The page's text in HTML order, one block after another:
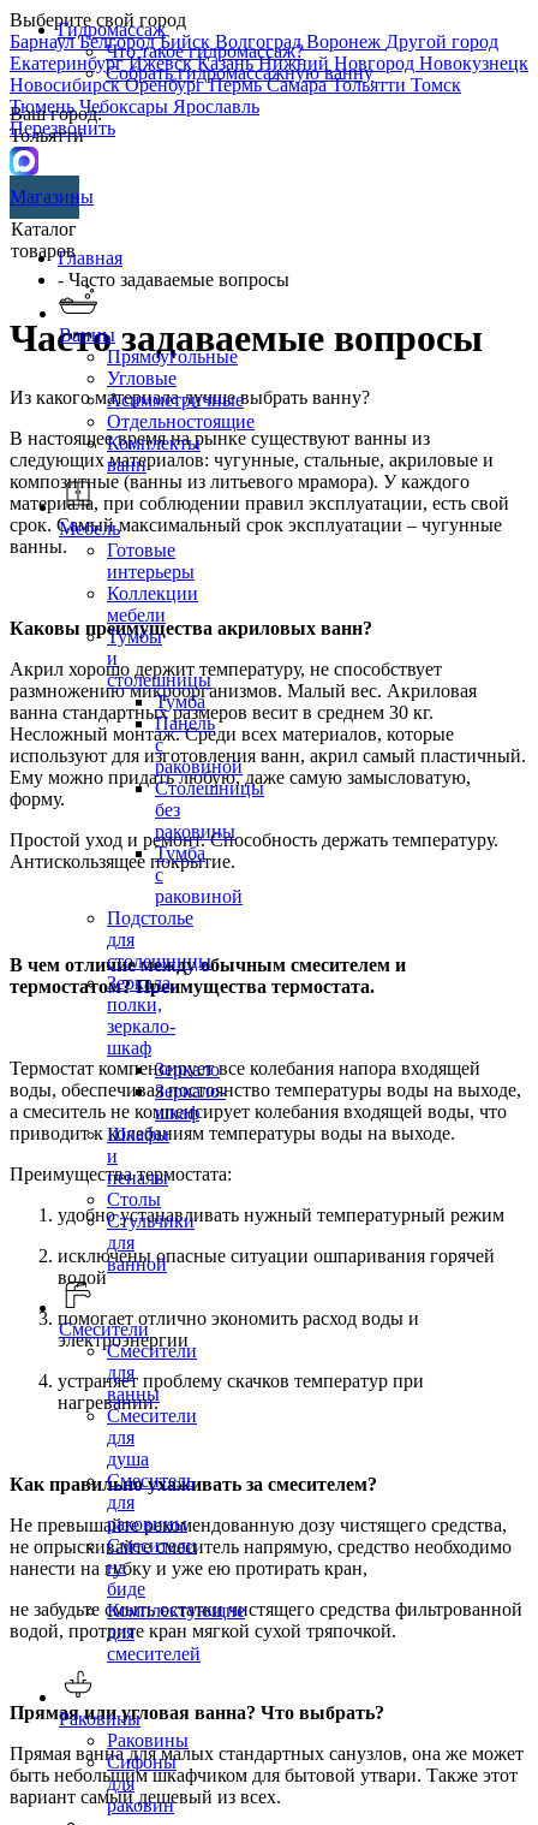
Выберите свой город
БарнаулБелгородБийск ВолгоградВоронеж Другой город
ЕкатеринбургИжевскКазаньНижний Новгород Новокузнецк
НовосибирскОренбургПермьСамараТольятти Томск
ТюменьЧебоксары Ярославль
Перезвонить
Гидромассаж
Что такое гидромассаж?
Собрать гидромассажную ванну
Ваш город:
Тольятти
Магазины
Каталог
товаров
Ванны
Прямоугольные
Угловые
Асимметричные
Отдельностоящие
Комплекты
ванн
Мебель
Готовые
интерьеры
Коллекции
мебели
Тумбы
и
столешницы
Тумба
Панель
с
раковиной
Столешницы
без
раковины
Тумба
с
раковиной
Подстолье
для
столешницы
Зеркала,
полки,
зеркало-
шкаф
Зеркало
Зеркало-
шкаф
Шкафы
и
пеналы
Столы
Стульчики
для
ванной
Смесители
Смесители
для
ванны
Смесители
для
душа
Смеситель
для
раковины
Смесители
на
биде
Комплектующие
для
смесителей
Раковины
Раковины
Сифоны
для
раковин
Главная
- Часто задаваемые вопросы
Часто задаваемые вопросы
Из какого материала лучше выбрать ванну?
В настоящее время на рынке существуют ванны из
следующих материалов: чугунные, стальные, акриловые и
композитные (ванны из литьевого мрамора). У каждого
материала, при соблюдении правил эксплуатации, есть свой
срок. Самый максимальный срок эксплуатации – чугунные
ванны.
Каковы преимущества акриловых ванн?
Акрил хорошо держит температуру, не способствует
размножению микроорганизмов. Малый вес. Акриловая
ванна стандартных размеров весит в среднем 30 кг.
Несложный монтаж. Среди всех материалов, которые
используют для изготовления ванн, акрил самый пластичный.
Ему можно придать любую, даже самую замысловатую,
форму.
Простой уход и ремонт. Способность держать температуру.
Антискользящее покрытие.
В чем отличие между обычным смесителем и
термостатом? Преимущества термостата.
Термостат компенсирует все колебания напора входящей
воды, обеспечивая постоянство температуры воды на выходе,
а смеситель не компенсирует колебания входящей воды, что
приводит к колебаниям температуры воды на выходе.
Преимущества термостата:
удобно устанавливать нужный температурный режим
исключены опасные ситуации ошпаривания горячей
водой
помогает отлично экономить расход воды и
электроэнергии
устраняет проблему скачков температур при
нагревании.
Как правильно ухаживать за смесителем?
Не превышайте рекомендованную дозу чистящего средства,
не опрыскивайте смеситель напрямую, средство необходимо
нанести на губку и уже ею протирать кран,
не забудьте смыть остатки чистящего средства фильтрованной
водой, протрите кран мягкой сухой тряпочкой.
Прямая или угловая ванна? Что выбрать?
Прямая ванна для малых стандартных санузлов, она же может
быть небольшим шкафчиком для бытовой утвари. Также этот
вариант самый дешевый из всех.